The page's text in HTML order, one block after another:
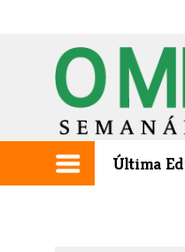
Última